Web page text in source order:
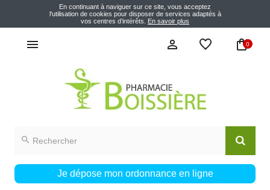
En continuant à naviguer sur ce site, vous acceptez
l'utilisation de cookies pour disposer de services adaptés à
vos centres d’intérêts. En savoir plus
0
Je dépose mon ordonnance en ligne